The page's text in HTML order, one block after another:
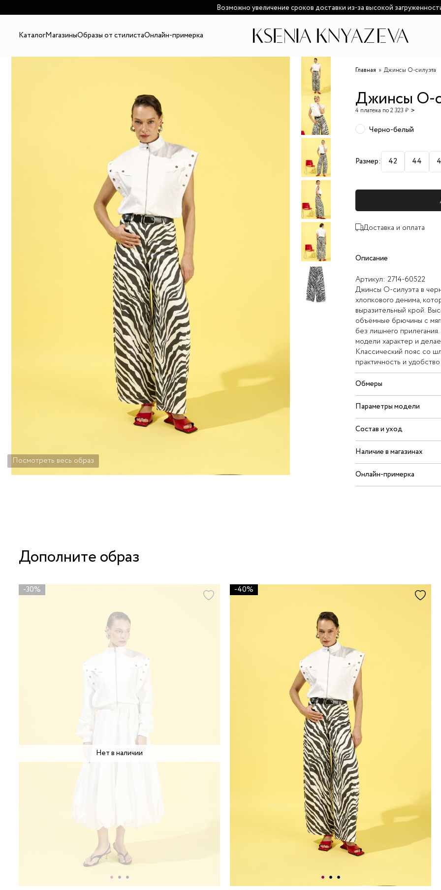
Возможно увеличение сроков доставки из-за высокой
КаталогМагазиныОбразы от стилистаОнлайн-примерка
Посмотреть весь образ
Главная Джинсы О-силуэта
Джинсы О-
4 платежа по 2 323 ₽
Черно-белый
Размер: 42 44
Доставка и оплата
Описание
Артикул: 2714-60522
Джинсы О-силуэта в
хлопкового денима,
выразительный крой.
объёмные брючины с
без лишнего
модели характер и
Классический пояс со
практичность и
Обмеры
Параметры модели
Состав и уход
Наличие в магазинах
Онлайн-примерка
Дополните образ
Нет в наличии
-30% -40%